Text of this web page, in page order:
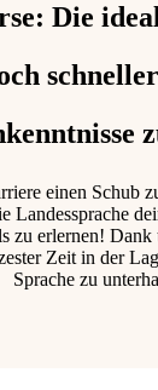
Die
einen Schub
Landessprache
zu erlernen! Dank
Zeit in der
Sprache zu